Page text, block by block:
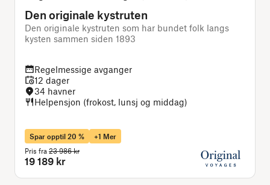
Den originale kystruten
Den originale kystruten som har bundet folk langs
kysten sammen siden 1893
Regelmessige avganger
12 dager
34 havner
Helpensjon (frokost, lunsj og middag)
Spar opptil 20 %
+1 Mer
Pris fra 23 986 kr
19 189 kr